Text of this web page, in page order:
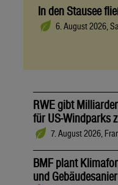
In den Stausee
6. August 2026,
RWE gibt
für US-Windparks
7. August 2026,
BMF plant
und